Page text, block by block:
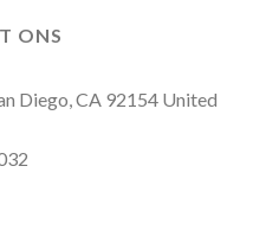
ONS
Diego, CA 92154 United